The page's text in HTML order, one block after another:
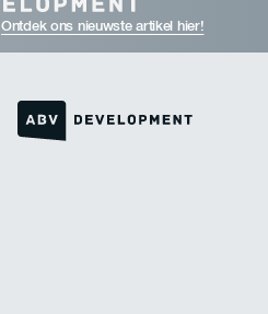
Ontdek ons nieuwste artikel hier!